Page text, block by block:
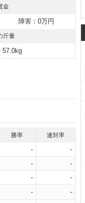
金
障害：0万円
斤量
57.0kg
勝率 連対率
-
-
-
-
-
-
- -